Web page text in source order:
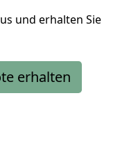
und erhalten Sie
erhalten